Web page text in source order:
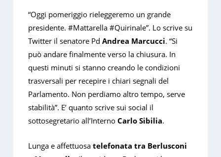
“Oggi pomeriggio rieleggeremo un grande
presidente. #Mattarella #Quirinale”. Lo scrive su
Twitter il senatore PdAndrea Marcucci. “Si
può andare finalmente verso la chiusura. In
questi minuti si stanno creando le condizioni
trasversali per recepire i chiari segnali del
Parlamento. Non perdiamo altro tempo, serve
stabilità”. E’ quanto scrive sui social il
sottosegretario all’InternoCarlo Sibilia.
Lunga e affettuosatelefonata tra Berlusconi